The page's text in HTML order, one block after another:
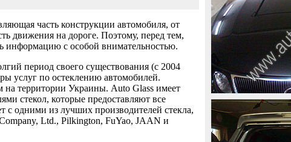
часть конструкции автомобиля, от
движения на дороге. Поэтому, перед тем,
информацию с особой внимательностью.
период своего существования (с 2004
услуг по остеклению автомобилей.
территории Украины. Auto Glass имеет
стекол, которые предоставляют все
с одними из лучших производителей стекла,
Ltd., Pilkington, FuYao, JAAN и